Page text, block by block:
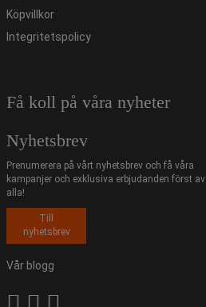
Köpvillkor
Integritetspolicy
Få koll på våra nyheter
Nyhetsbrev
Prenumerera på vårt nyhetsbrev och få våra
kampanjer och exklusiva erbjudanden först av
alla!
Till
nyhetsbrev
Vår blogg